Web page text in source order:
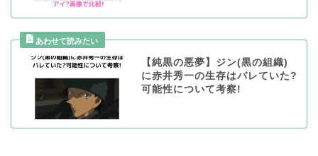
【純黒の悪夢】ジン(黒の組織)
に赤井秀一の生存はバレていた?
可能性について考察!